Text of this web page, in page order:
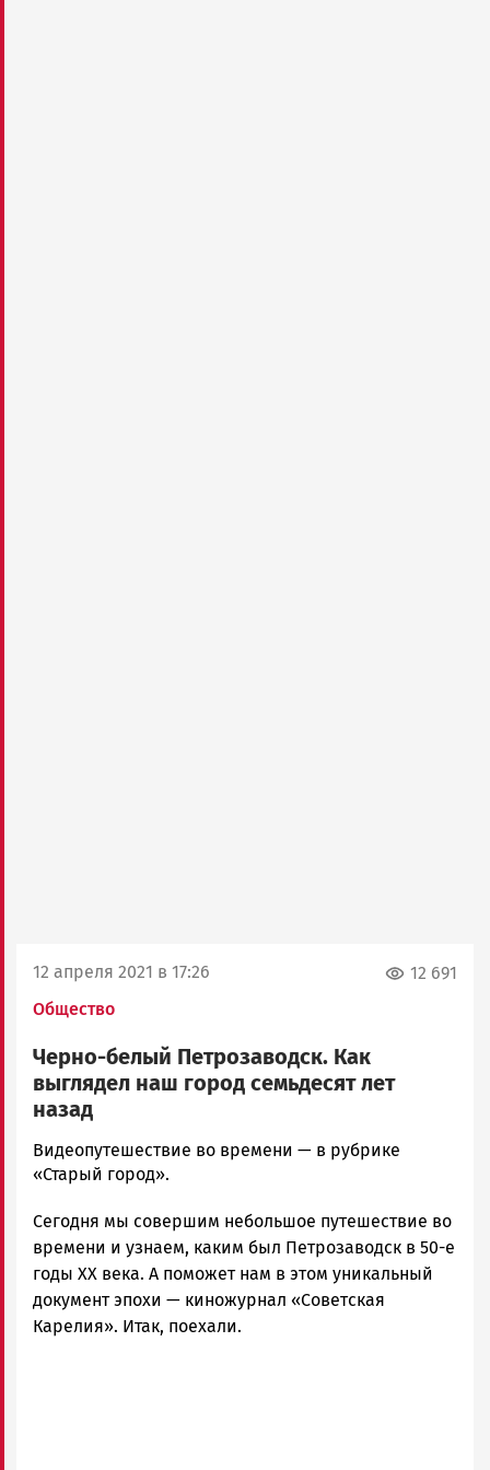
12 апреля 2021 в 17:26
Общество
12 691
Черно-белый Петрозаводск. Как
выглядел наш город семьдесят лет
назад
Александр
Лычагин
Петрозаводска
и
Карелии
|
Петрозаводск
ГОВОРИТ
Видеопутешествие во времени — в рубрике
«Старый город».
Сегодня мы совершим небольшое путешествие во
времени и узнаем, каким был Петрозаводск в 50-е
годы XX века. А поможет нам в этом уникальный
документ эпохи — киножурнал «Советская
Карелия». Итак, поехали.